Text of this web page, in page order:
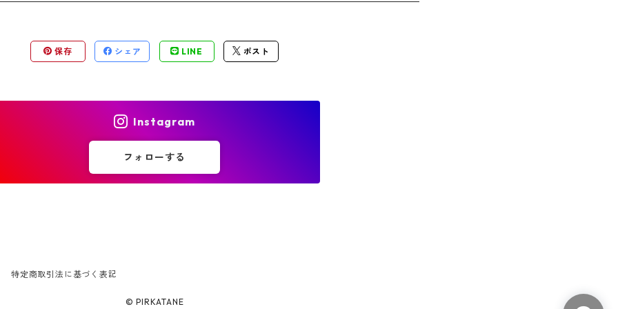
保存 シェア LINE ポスト
Instagram
フォローする
特定商取引法に基づく表記
© PIRKATANE